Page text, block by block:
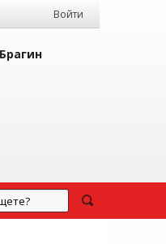
Войти